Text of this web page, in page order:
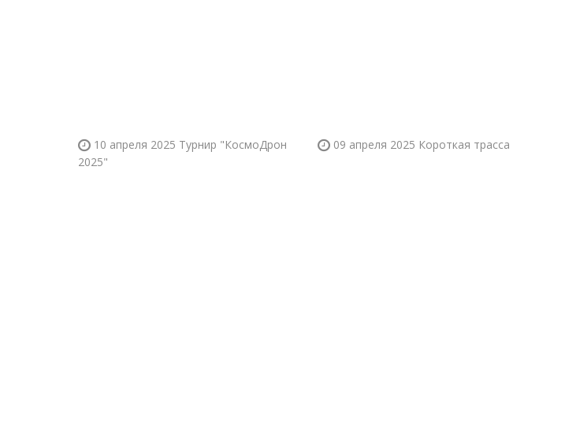
10 апреля 2025 Турнир "КосмоДрон
2025"
09 апреля 2025 Короткая трасса